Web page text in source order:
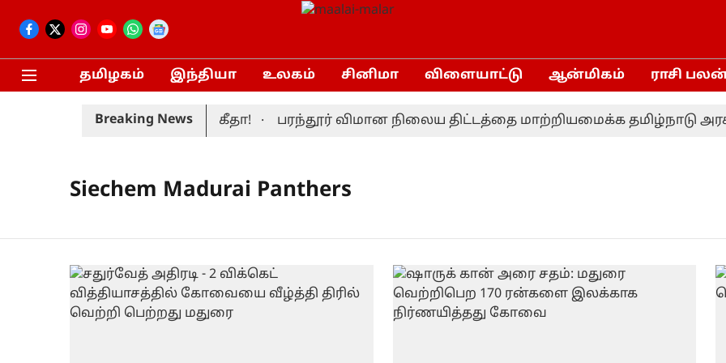
தமிழகம் இந்தியா உலகம் சினிமா விளையாட்டு ஆன்மிகம் ராசி
Breaking News
முதலமைச்சர் மனைவி சங்கீதா! பரந்தூர் விமான நிலைய திட்டத்தை மாற்றியமைக்க தமிழ்நாடு
Siechem Madurai Panthers